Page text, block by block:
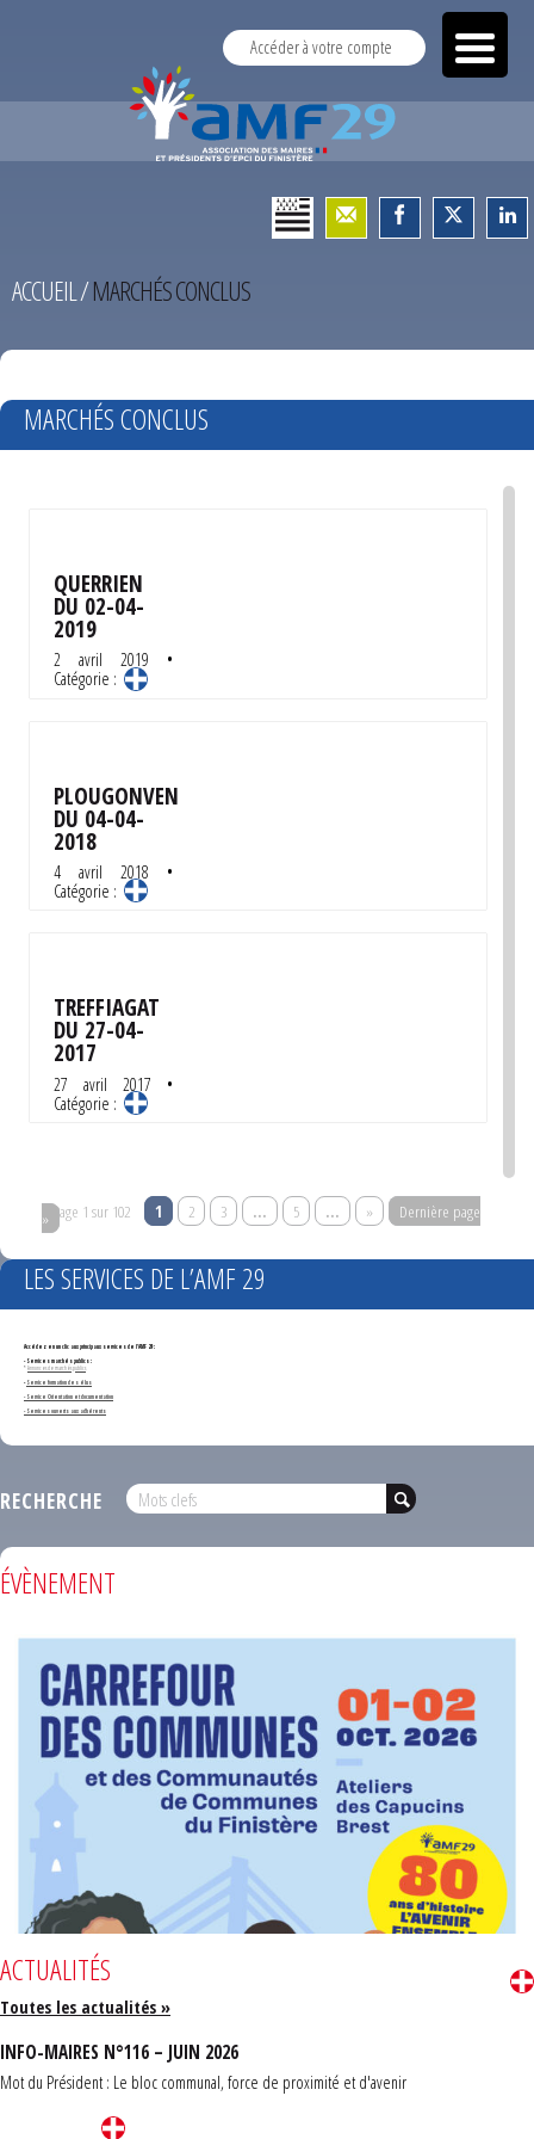
Accéder à votre compte
ACCUEIL/MARCHÉS CONCLUS
MARCHÉS CONCLUS
QUERRIEN
DU 02-04-
2019
2 avril 2019 •
Catégorie :
PLOUGONVEN
DU 04-04-
2018
4 avril 2018 •
Catégorie :
TREFFIAGAT
DU 27-04-
2017
27 avril 2017 •
Catégorie :
Page 1 sur 102 1 2 3 … 5 … » Dernière page
»
LES SERVICES DE L’AMF 29
Accédez en un clic aux principaux services de l'AMF 29 :
- Services marchés publics :
*Annonces de marchés publics
-Service formation des élus
- Service Orientation et documentation
- Services ouverts aux adhérents
RECHERCHE
ÉVÈNEMENT
ACTUALITÉS
Toutes les actualités »
INFO-MAIRES N°116 – JUIN 2026
Mot du Président : Le bloc communal, force de proximité et d'avenir